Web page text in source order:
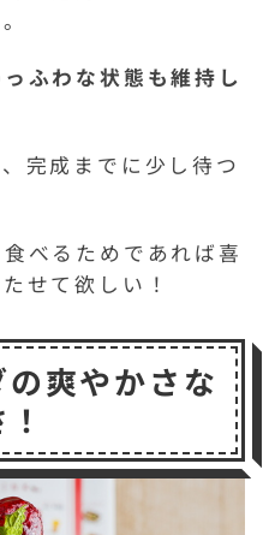
ふわな状態も維持し
完成までに少し待つ
べるためであれば喜
せて欲しい！
爽やかさな